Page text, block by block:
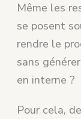
Même les
se posent
rendre le
sans
en interne ?
Pour cela,